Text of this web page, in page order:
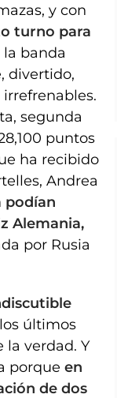
y con
turno para
la banda
divertido,
segunda
puntos
ha recibido
Andrea
podían
Alemania,
por Rusia
últimos
verdad. Y
porque en
de dos